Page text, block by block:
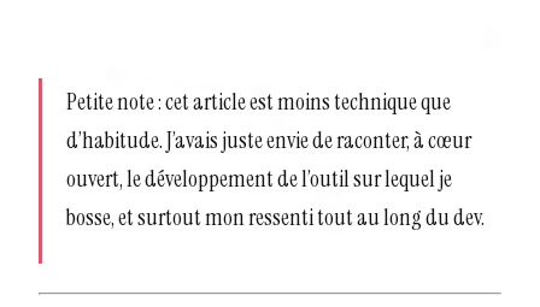
Petite note : cet article est moins technique que
d’habitude. J’avais juste envie de raconter, à cœur
ouvert, le développement de l’outil sur lequel je
bosse, et surtout mon ressenti tout au long du dev.